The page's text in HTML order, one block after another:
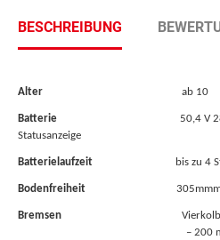
BESCHREIBUNG
Alter ab 10
Batterie 50,4 V 28 Ah
Statusanzeige
Batterielaufzeit bis zu 4
Bodenfreiheit
Bremsen Vierkolben
– 200